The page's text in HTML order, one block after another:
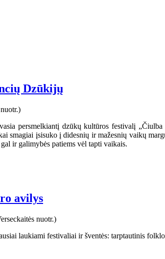
Dzūkijų
persmelkiantį dzūkų kultūros festivalį
smagiai įsisuko į didesnių ir mažesnių vaikų
ir galimybės patiems vėl tapti vaikais.
avilys
laukiami festivaliai ir šventės: tarptautinis